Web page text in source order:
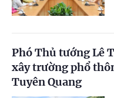
Phó Thủ tướng Lê
xây trường phổ
Tuyên Quang